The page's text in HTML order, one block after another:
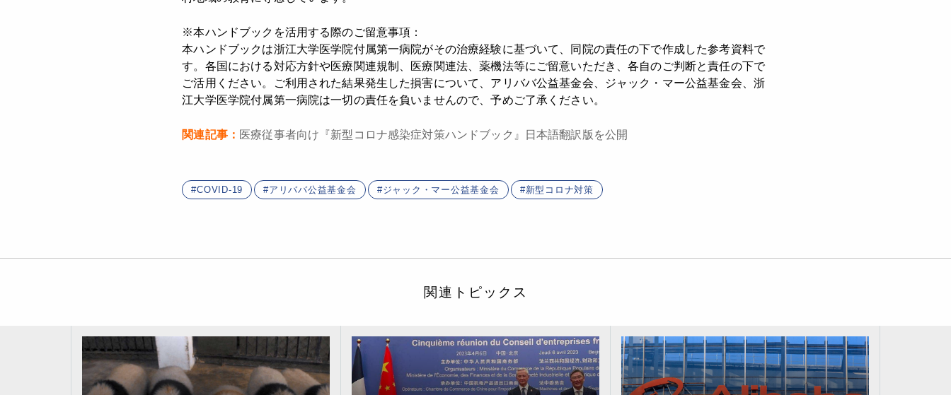
※本ハンドブックを活用する際のご留意事項：
本ハンドブックは浙江大学医学院付属第一病院がその治療経験に基づいて、同院の責任の下で作成した参考資料で
す。各国における対応方針や医療関連規制、医療関連法、薬機法等にご留意いただき、各自のご判断と責任の下で
ご活用ください。ご利用された結果発生した損害について、アリババ公益基金会、ジャック・マー公益基金会、浙
江大学医学院付属第一病院は一切の責任を負いませんので、予めご了承ください。
関連記事： 医療従事者向け『新型コロナ感染症対策ハンドブック』日本語翻訳版を公開
COVID-19 アリババ公益基金会 ジャック・マー公益基金会 新型コロナ対策
関連トピックス